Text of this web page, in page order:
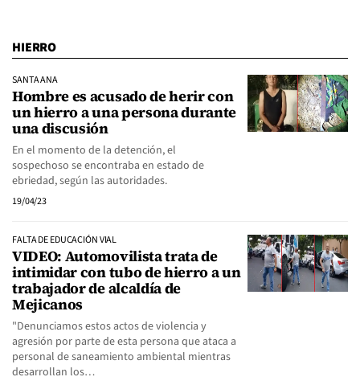
HIERRO
SANTA ANA
Hombre es acusado de herir con
un hierro a una persona durante
una discusión
En el momento de la detención, el
sospechoso se encontraba en estado de
ebriedad, según las autoridades.
19/04/23
FALTA DE EDUCACIÓN VIAL
VIDEO: Automovilista trata de
intimidar con tubo de hierro a un
trabajador de alcaldía de
Mejicanos
"Denunciamos estos actos de violencia y
agresión por parte de esta persona que ataca a
personal de saneamiento ambiental mientras
desarrollan los…